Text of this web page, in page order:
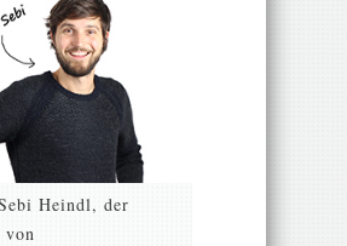
Heindl, der
von